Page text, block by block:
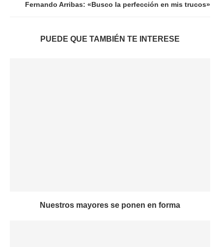
Fernando Arribas: «Busco la perfección en mis trucos»
PUEDE QUE TAMBIÉN TE INTERESE
Nuestros mayores se ponen en forma